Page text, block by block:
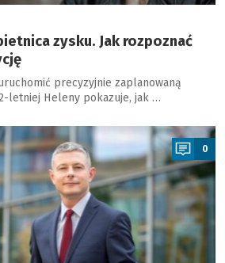
zysku. Jak rozpoznać
precyzyjnie zaplanowaną
letniej Heleny pokazuje, jak …
0